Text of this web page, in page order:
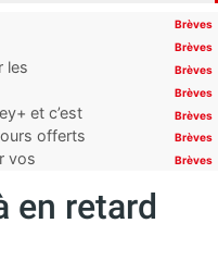
Brèves
Brèves
les
Brèves
Brèves
et c’est
Brèves
offerts Brèves
vos
Brèves
en retard